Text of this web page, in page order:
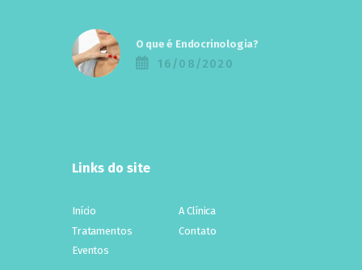
O que é Endocrinologia?
16/08/2020
Links do site
Início
A Clínica
Tratamentos
Contato
Eventos